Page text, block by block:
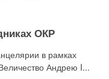
ОКР
в рамках
Андрею I...